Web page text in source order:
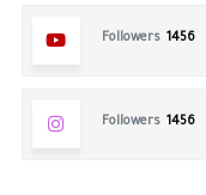
Followers 1456
Followers 1456